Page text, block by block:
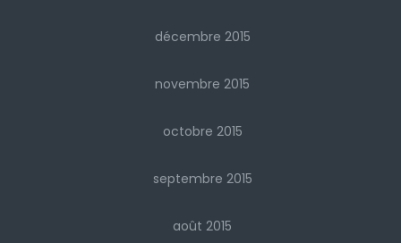
décembre 2015
novembre 2015
octobre 2015
septembre 2015
août 2015